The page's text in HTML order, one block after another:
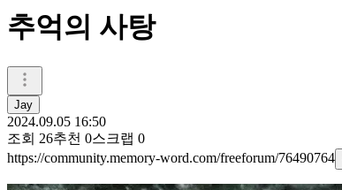
추억의 사탕
Jay
2024.09.05 16:50
조회 26추천 0스크랩 0
https://community.memory-word.com/freeforum/76490764